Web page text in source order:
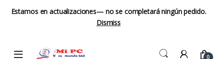
Skip to navigation
Skip to content
0
Estamos en actualizaciones— no se completará ningún pedido.
Dismiss